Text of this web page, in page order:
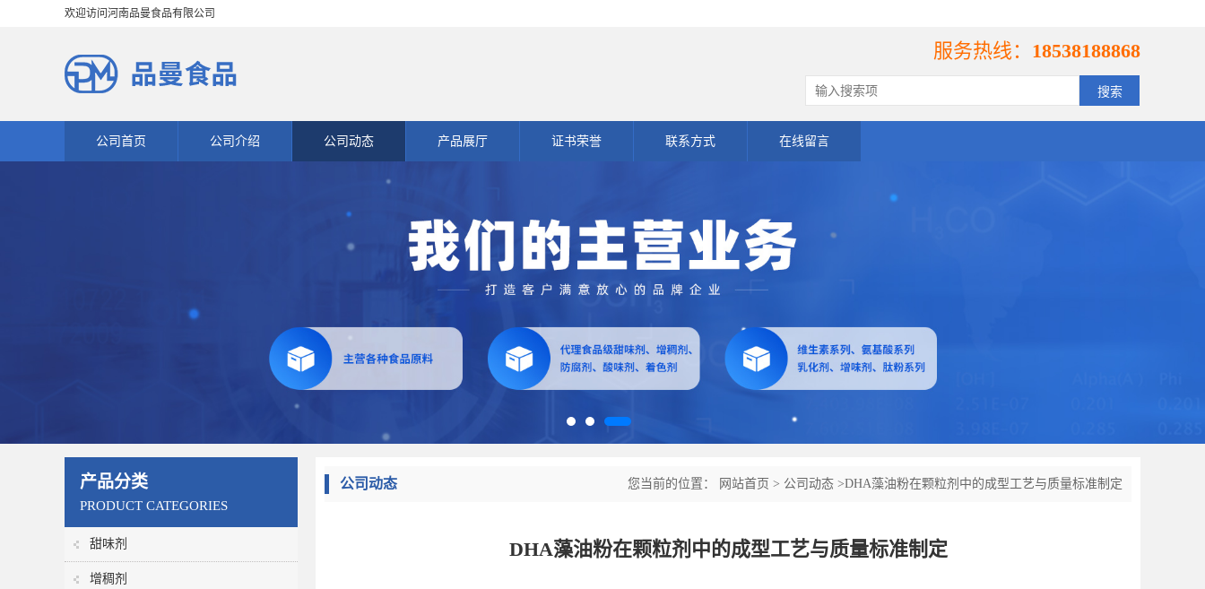
欢迎访问河南品曼食品有限公司
服务热线： 18538188868
公司首页 公司介绍 公司动态 产品展厅 证书荣誉 联系方式 在线留言
产品分类
PRODUCT CATEGORIES
甜味剂
增稠剂
公司动态 您当前的位置： 网站首页 > 公司动态 >DHA藻油粉在颗粒剂中的成型工艺与质量标准制定
DHA藻油粉在颗粒剂中的成型工艺与质量标准制定